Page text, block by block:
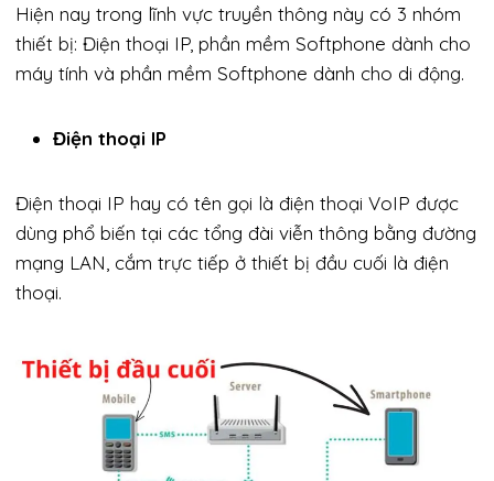
Hiện nay trong lĩnh vực truyền thông này có 3 nhóm
thiết bị: Điện thoại IP, phần mềm Softphone dành cho
máy tính và phần mềm Softphone dành cho di động.
Điện thoại IP
Điện thoại IP hay có tên gọi là điện thoại VoIP được
dùng phổ biến tại các tổng đài viễn thông bằng đường
mạng LAN, cắm trực tiếp ở thiết bị đầu cuối là điện
thoại.